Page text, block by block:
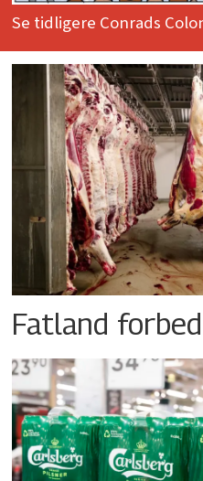
Se tidligere Conrads
Fatland